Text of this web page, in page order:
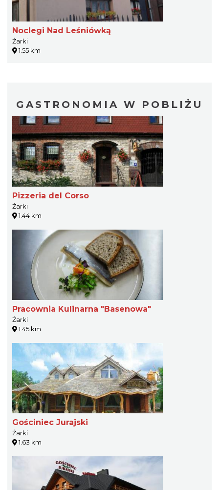
Noclegi Nad Leśniówką
Żarki
1.55 km
GASTRONOMIA W POBLIŻU
Pizzeria del Corso
Żarki
1.44 km
Pracownia Kulinarna "Basenowa"
Żarki
1.45 km
Gościniec Jurajski
Żarki
1.63 km